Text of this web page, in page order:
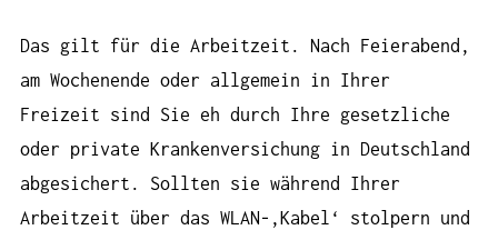
Das gilt für die Arbeitzeit. Nach Feierabend,
am Wochenende oder allgemein in Ihrer
Freizeit sind Sie eh durch Ihre gesetzliche
oder private Krankenversichung in Deutschland
abgesichert. Sollten sie während Ihrer
Arbeitzeit über das WLAN-‚Kabel‘ stolpern und